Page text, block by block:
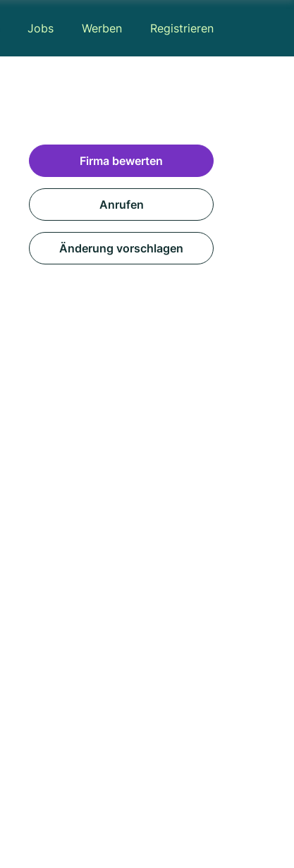
Jobs Werben Registrieren
Firma bewerten
Anrufen
Änderung vorschlagen